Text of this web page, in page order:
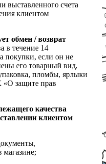
выставленного счета
клиентом
обмен / возврат
в течение 14
покупки, если он не
его товарный вид,
пломбы, ярлыки
«О защите прав
качества
клиентом